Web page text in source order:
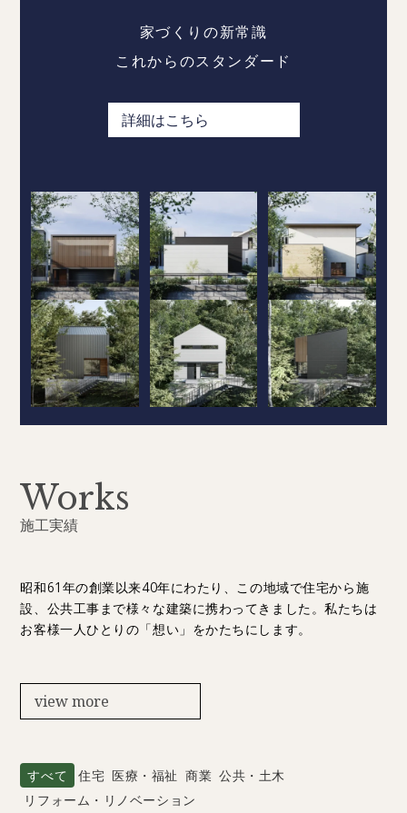
家づくりの新常識
これからのスタンダード
詳細はこちら
Works
施工実績
昭和61年の創業以来40年にわたり、この地域で住宅から施
設、公共工事まで様々な建築に携わってきました。私たちは
お客様一人ひとりの「想い」をかたちにします。
view more
すべて 住宅 医療・福祉 商業 公共・土木
リフォーム・リノベーション